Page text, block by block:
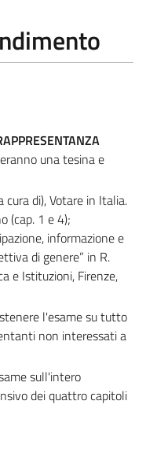
una tesina e
cura di), Votare in Italia.
(cap. 1 e 4);
informazione e
di genere” in R.
e Istituzioni, Firenze,
l'esame su tutto
non interessati a
sull'intero
dei quattro capitoli